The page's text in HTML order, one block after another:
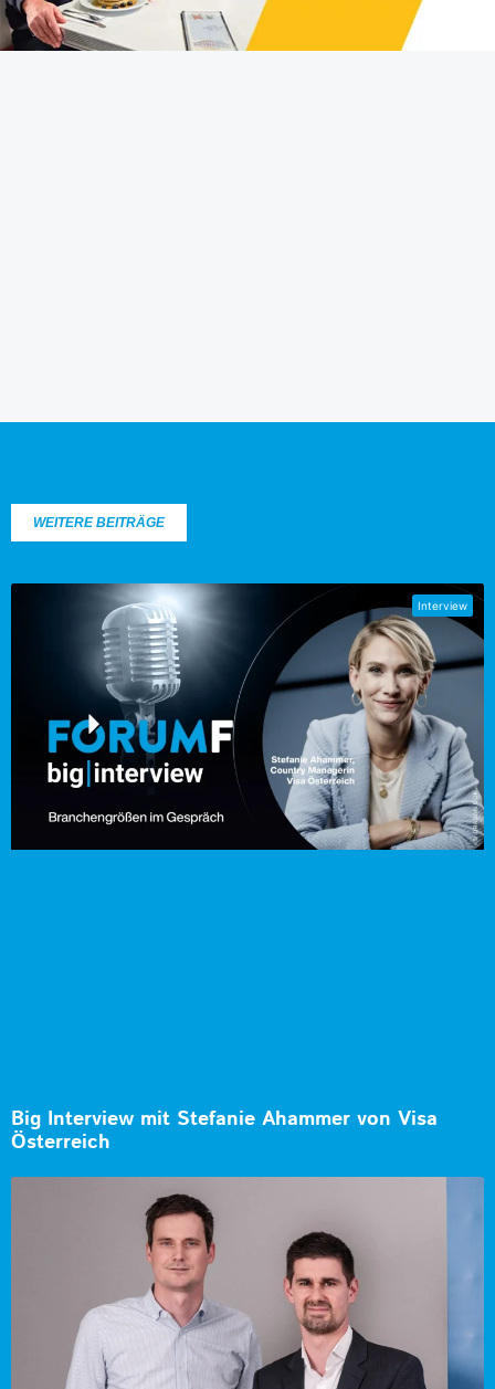
WEITERE BEITRÄGE
Big Interview mit Stefanie Ahammer von Visa
Österreich